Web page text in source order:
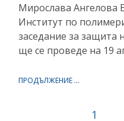
Мирослава Ангелова
Институт по
заседание за защита
ще се проведе на 19
ПРОДЪЛЖЕНИЕ ...
1